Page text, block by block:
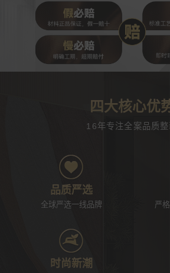
四大核心优
16年专注全案品质整
品质严选
全球严选一线品牌 严
时尚新潮